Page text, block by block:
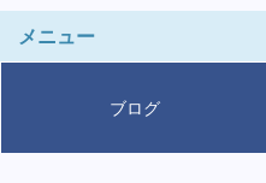
メニュー
ブログ